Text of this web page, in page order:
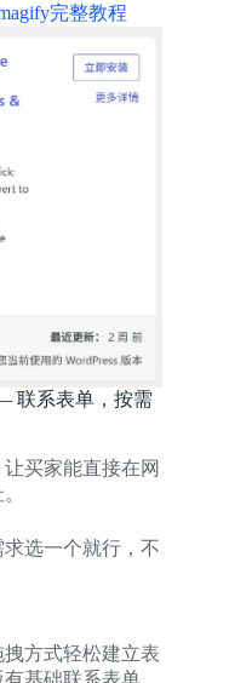
完整教程
联系表单，按需
买家能直接在网
选一个就行，不
拽方式轻松建立表
基础联系表单、